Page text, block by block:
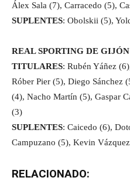
Álex Sala (7), Carracedo (5),
SUPLENTES: Obolskii (5),
REAL SPORTING DE GIJÓN
TITULARES: Rubén Yáñez
Róber Pier (5), Diego Sánchez
(4), Nacho Martín (5), Gaspar
(3)
SUPLENTES: Caicedo (6),
Campuzano (5), Kevin
RELACIONADO: